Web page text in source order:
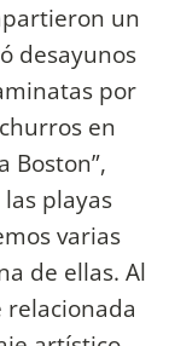
un
desayunos
por
en
Boston”,
playas
varias
de ellas. Al